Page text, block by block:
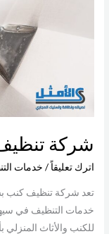
شركة
اترك تعليقاً/ خدمات
تعد شركة تنظيف كنب
خدمات التنظيف في
للكنب والأثاث المنزلي